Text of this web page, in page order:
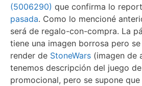
(5006290) que confirma lo
pasada. Como lo mencioné
será de regalo-con-compra. La
tiene una imagen borrosa pero
render de StoneWars (imagen de
tenemos descripción del juego de
promocional, pero se supone